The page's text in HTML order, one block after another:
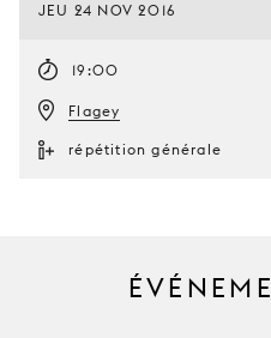
JEU 24 NOV 2016
19:00
Flagey
répétition générale